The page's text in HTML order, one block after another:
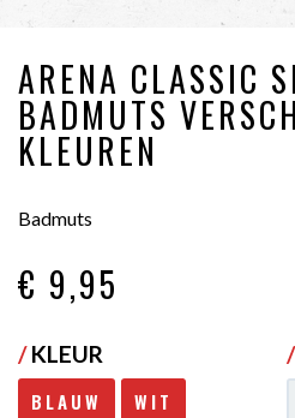
ARENA CLASSIC
BADMUTS
KLEUREN
Badmuts
€ 9,95
/KLEUR
BLAUW
WIT
/